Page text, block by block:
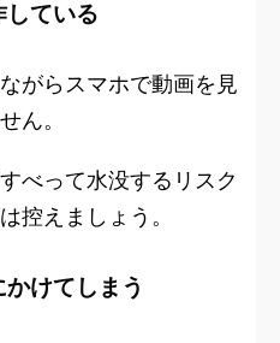
ている
がらスマホで動画を見
ん。
べって水没するリスク
控えましょう。
けてしまう